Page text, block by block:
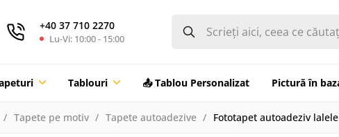
+40 37 710 2270
Lu-Vi: 10:00 - 15:00
Tablouri 📤 Tablou Personalizat Pictură în
Tapete pe motiv Tapete autoadezive Fototapet autoadeziv